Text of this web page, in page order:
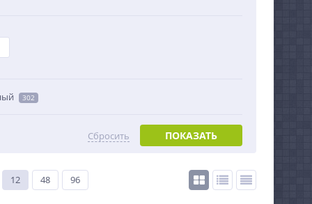
302
ПОКАЗАТЬ
Сбросить
12 48 96